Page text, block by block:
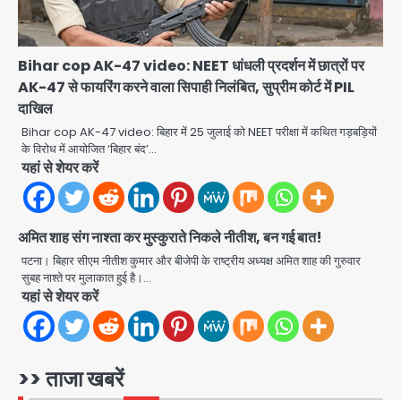
Bihar cop AK-47 video: NEET धांधली प्रदर्शन में छात्रों पर
AK-47 से फायरिंग करने वाला सिपाही निलंबित, सुप्रीम कोर्ट में PIL
दाखिल
Bihar cop AK-47 video: बिहार में 25 जुलाई को NEET परीक्षा में कथित गड़बड़ियों
के विरोध में आयोजित ‘बिहार बंद’…
यहां से शेयर करें
अमित शाह संग नाश्ता कर मुस्कुराते निकले नीतीश, बन गई बात!
पटना। बिहार सीएम नीतीश कुमार और बीजेपी के राष्ट्रीय अध्यक्ष अमित शाह की गुरुवार
सुबह नाश्ते पर मुलाकात हुई है।…
यहां से शेयर करें
>> ताजा खबरें
3
Zepto Dhoom: ग्रेटर नोएडा के धूम
मानिकपुर Zepto वेयरहाउस में वेतन कटौती
को लेकर 100 से ज्यादा कर्मचारियों का विरोध
प्रदर्शन
Avinash Kumar
4
Shooting: सिक्योरिटी गार्ड की गोली से 17
वर्षीय किशोर की मौत
Avinash Kumar
5
Air India Phuket Delhi flight:
DGCA जांच जारी
Avinash Kumar
Attack: जूते-पत्थर बरसाए, कीचड़ पोता;
बोलीं- ‘माथा फट जाता’
Avinash Kumar
Shaheen Bagh News: बारिश के बाद